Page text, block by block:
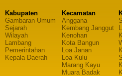
Kabupaten
Gambaran Umum
Sejarah
Wilayah
Lambang
Pemerintahan
Kepala Daerah
Kecamatan
Anggana
Kembang Janggut
Kenohan
Kota Bangun
Loa Janan
Loa Kulu
Marang Kayu
Muara Badak